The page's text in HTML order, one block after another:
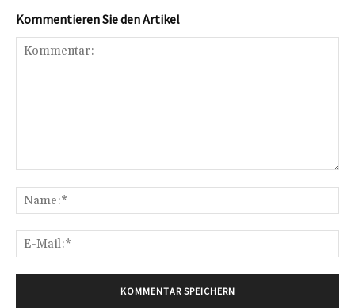
Kommentieren Sie den Artikel